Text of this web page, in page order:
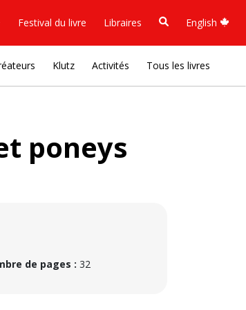
Festival du livre Libraires English
Klutz Activités Tous les livres
poneys
de pages : 32